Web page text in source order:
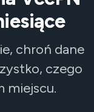
chroń dane
czego
miejscu.